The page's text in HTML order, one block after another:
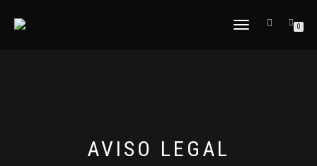
CAMBIAR
0
AVISO LEGAL